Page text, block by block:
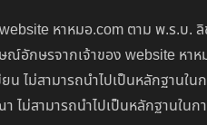
หาหมอ.com ตาม พ.ร.บ
กษรจากเจ้าของ website หา
ไม่สามารถนำไปเป็นหลักฐานใ
ไม่สามารถนำไปเป็นหลักฐานใน